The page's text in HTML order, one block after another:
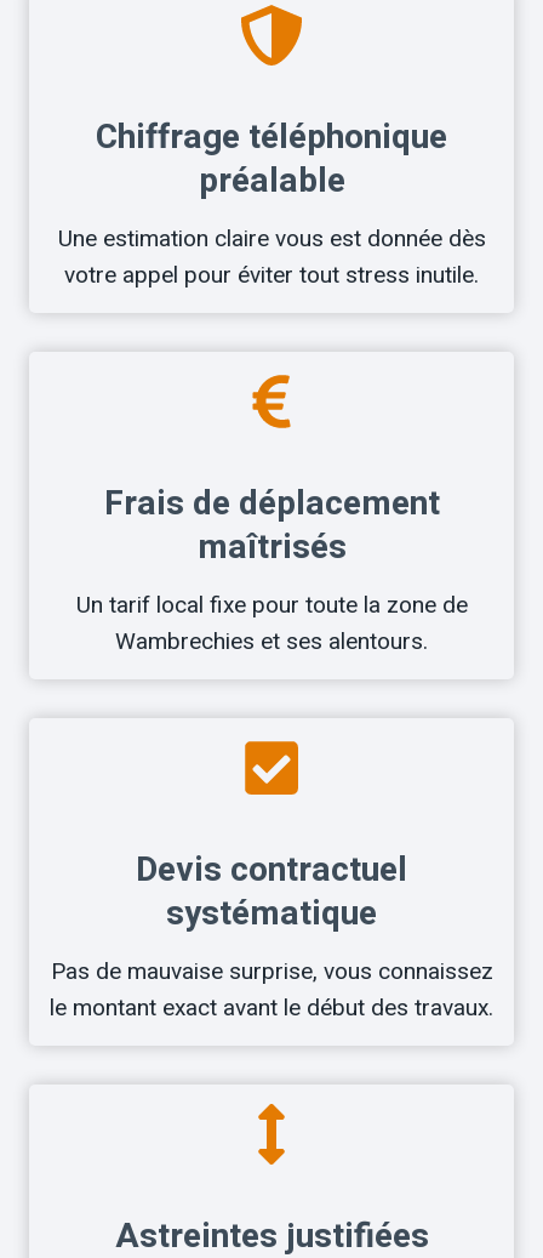
Chiffrage téléphonique
préalable
Une estimation claire vous est donnée dès
votre appel pour éviter tout stress inutile.
Frais de déplacement
maîtrisés
Un tarif local fixe pour toute la zone de
Wambrechies et ses alentours.
Devis contractuel
systématique
Pas de mauvaise surprise, vous connaissez
le montant exact avant le début des travaux.
Astreintes justifiées